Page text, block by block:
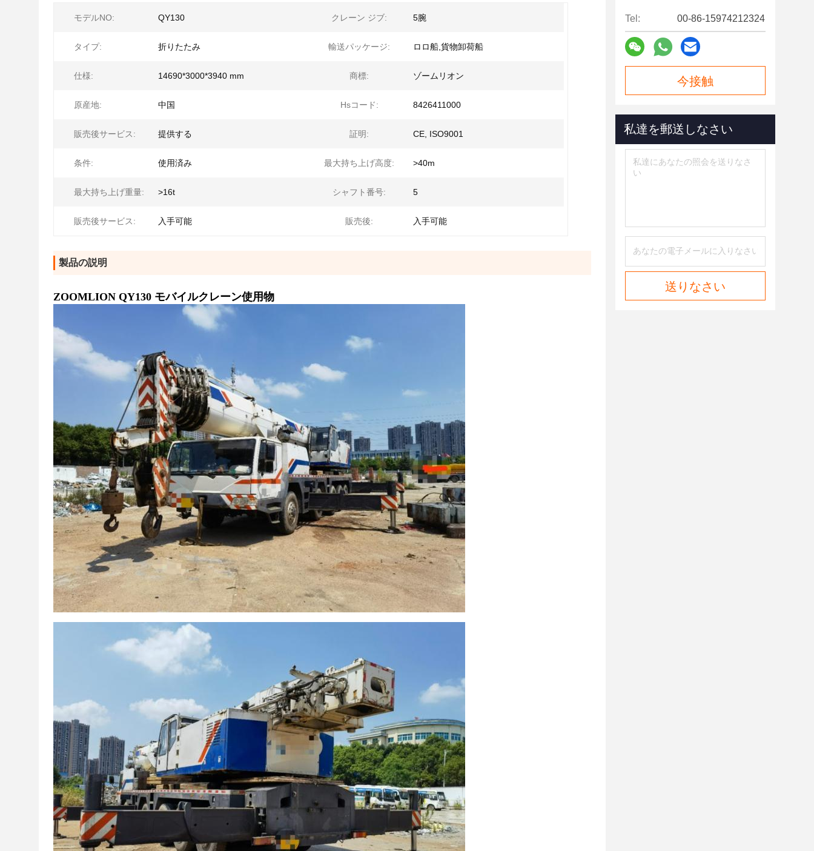
モデルNO: QY130 クレーン ジブ: 5腕
タイプ: 折りたたみ 輸送パッケージ: ロロ船,貨物卸荷船
仕様: 14690*3000*3940 mm 商標: ゾームリオン
原産地: 中国 Hsコード: 8426411000
販売後サービス: 提供する 証明: CE, ISO9001
条件: 使用済み 最大持ち上げ高度: >40m
最大持ち上げ重量: >16t シャフト番号: 5
販売後サービス: 入手可能 販売後: 入手可能
製品の説明
ZOOMLION QY130 モバイルクレーン使用物
Tel: 00-86-15974212324
今接触
私達を郵送しなさい
送りなさい